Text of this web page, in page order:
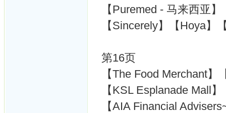
【Puremed - 马来西亚
【Sincerely】【Hoya】
第16页
【The Food Merchant
【KSL Esplanade Mall
【AIA Financial